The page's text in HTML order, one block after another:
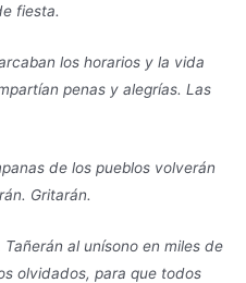
fiesta.
los horarios y la vida
penas y alegrías. Las
de los pueblos volverán
Gritarán.
al unísono en miles de
olvidados, para que todos